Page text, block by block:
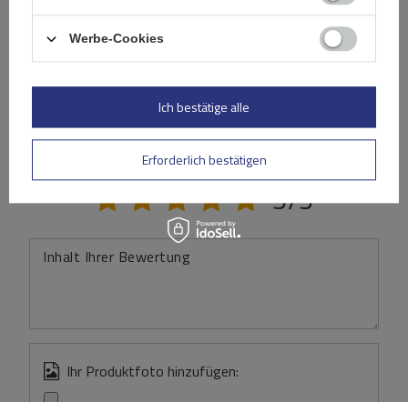
Bewertungen
Ihre Bewertung schreiben
Ihre Note:
5/5
Inhalt Ihrer Bewertung
Ihr Produktfoto hinzufügen:
Werbe-Cookies
Erforderlich bestätigen
Ich bestätige alle